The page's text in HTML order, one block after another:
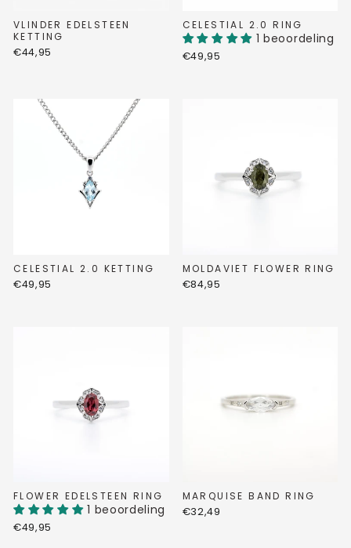
VLINDER EDELSTEEN
KETTING
€44,95
CELESTIAL 2.0 RING
1 beoordeling
€49,95
CELESTIAL 2.0 KETTING
€49,95
MOLDAVIET FLOWER RING
€84,95
FLOWER EDELSTEEN RING
1 beoordeling
€49,95
MARQUISE BAND RING
€32,49